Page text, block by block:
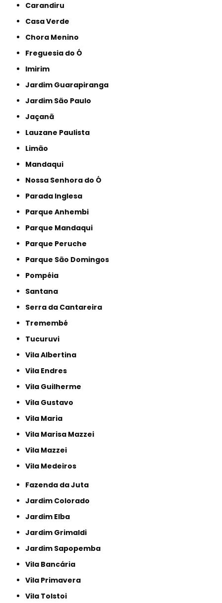
Carandiru
Casa Verde
Chora Menino
Freguesia do Ó
Imirim
Jardim Guarapiranga
Jardim São Paulo
Jaçanã
Lauzane Paulista
Limão
Mandaqui
Nossa Senhora do Ó
Parada Inglesa
Parque Anhembi
Parque Mandaqui
Parque Peruche
Parque São Domingos
Pompéia
Santana
Serra da Cantareira
Tremembé
Tucuruvi
Vila Albertina
Vila Endres
Vila Guilherme
Vila Gustavo
Vila Maria
Vila Marisa Mazzei
Vila Mazzei
Vila Medeiros
Fazenda da Juta
Jardim Colorado
Jardim Elba
Jardim Grimaldi
Jardim Sapopemba
Vila Bancária
Vila Primavera
Vila Tolstoi